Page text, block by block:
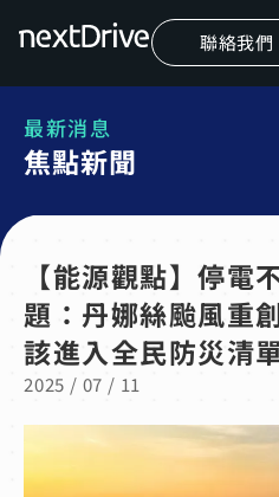
聯絡我們
最新消息
焦點新聞
【能源觀點】停電
題：丹娜絲颱風重
該進入全民防災清
2025 / 07 / 11